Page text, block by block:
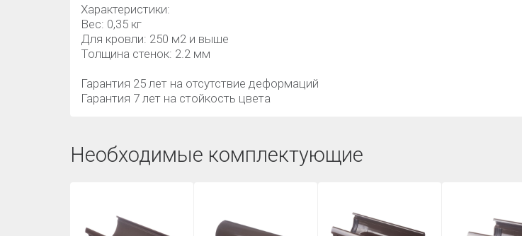
Характеристики:
Вес: 0,35 кг
Для кровли: 250 м2 и выше
Толщина стенок: 2.2 мм
Гарантия 25 лет на отсутствие деформаций
Гарантия 7 лет на стойкость цвета
Необходимые комплектующие